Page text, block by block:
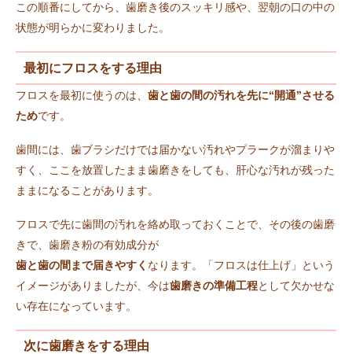
この順番にしてから、歯磨き後のスッキリ感や、翌朝の口の中の
状態が明らかに変わりました。
最初にフロスをする理由
フロスを最初に使うのは、 歯と歯の間の汚れを先に“開通”させる
ためです。
歯間には、歯ブラシだけでは届かない汚れやプラークが溜まりや
すく、ここを放置したまま歯磨きをしても、肝心な汚れが残った
ままになることがあります。
フロスで先に歯間の汚れを絡め取っておくことで、その後の歯磨
きで、歯磨き粉の有効成分が
歯と歯の間まで届きやすく なります。「フロスは仕上げ」という
イメージがありましたが、今は歯磨きの準備工程として欠かせな
い存在になっています。
次に歯磨きをする理由